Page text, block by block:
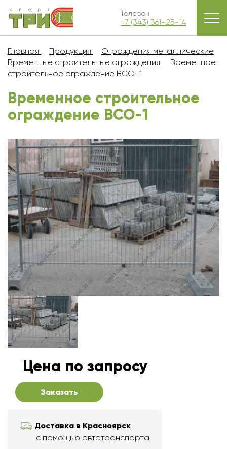
Телефон
+7 (343) 361-25-14
Главная Продукция
Ограждения металлические
Временные строительные ограждения
Временное
строительное ограждение ВСО-1
Временное строительное
ограждение ВСО-1
Цена по запросу
Заказать
Доставка в Красноярск
с помощью автотранспорта